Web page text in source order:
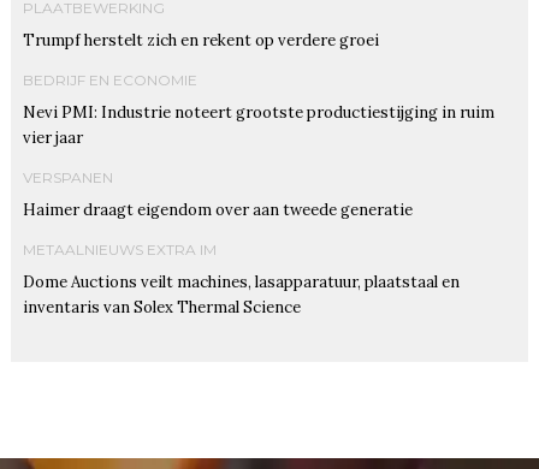
PLAATBEWERKING
Trumpf herstelt zich en rekent op verdere groei
BEDRIJF EN ECONOMIE
Nevi PMI: Industrie noteert grootste productiestijging in ruim
vier jaar
VERSPANEN
Haimer draagt eigendom over aan tweede generatie
METAALNIEUWS EXTRA IM
Dome Auctions veilt machines, lasapparatuur, plaatstaal en
inventaris van Solex Thermal Science